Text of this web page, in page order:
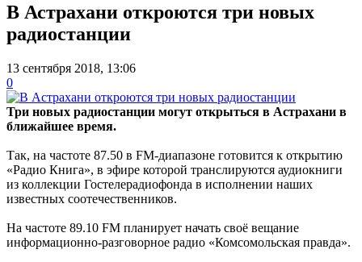
В Астрахани откроются три новых
радиостанции
13 сентября 2018, 13:06
0
Три новых радиостанции могут открыться в Астрахани в
ближайшее время.
Так, на частоте 87.50 в FM-диапазоне готовится к открытию
«Радио Книга», в эфире которой транслируются аудиокниги
из коллекции Гостелерадиофонда в исполнении наших
известных соотечественников.
На частоте 89.10 FM планирует начать своё вещание
информационно-разговорное радио «Комсомольская правда».